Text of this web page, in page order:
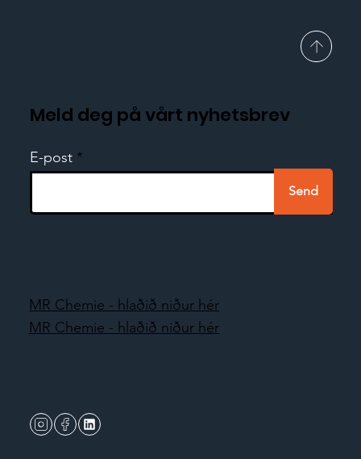
Meld deg på vårt nyhetsbrev
E-post
Send
MR Chemie - hlaðið niður hér
MR Chemie - hlaðið niður hér